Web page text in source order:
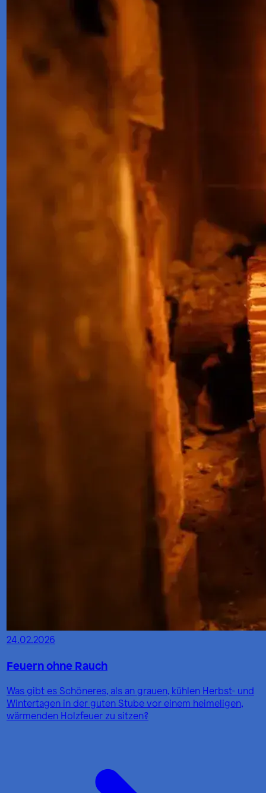
24.02.2026
Feuern ohne Rauch
Was gibt es Schöneres, als an grauen, kühlen Herbst- und
Wintertagen in der guten Stube vor einem heimeligen,
wärmenden Holzfeuer zu sitzen?